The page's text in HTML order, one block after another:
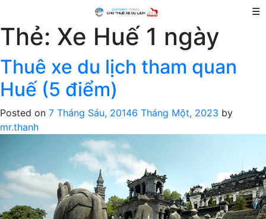
☰
Thẻ: Xe Huế 1 ngày
Thuê xe du lịch tham quan
Huế (5 điểm)
Posted on 7 Tháng Sáu, 20146 Tháng Một, 2023 by
mr.thanh